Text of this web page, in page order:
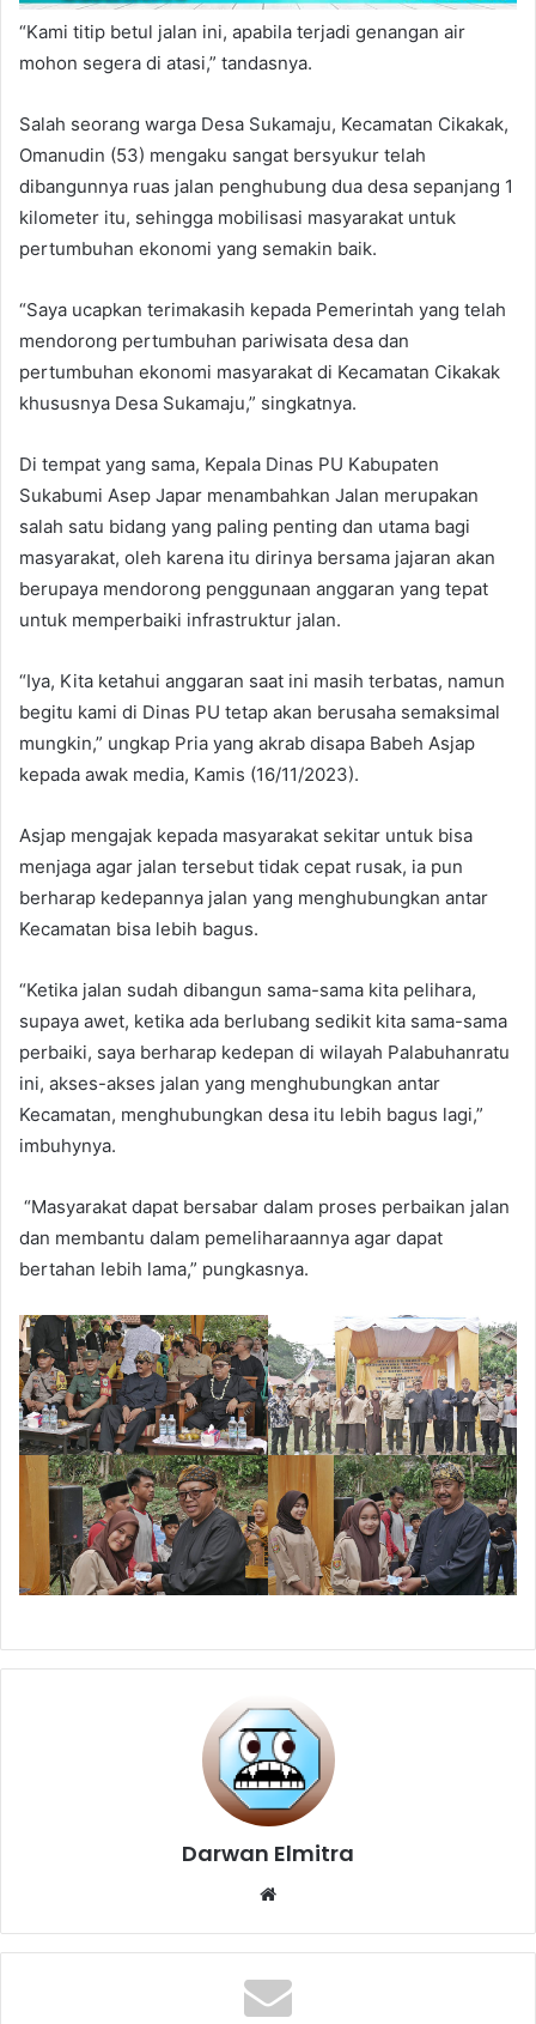
“Kami titip betul jalan ini, apabila terjadi genangan air
mohon segera di atasi,” tandasnya.
Salah seorang warga Desa Sukamaju, Kecamatan Cikakak,
Omanudin (53) mengaku sangat bersyukur telah
dibangunnya ruas jalan penghubung dua desa sepanjang 1
kilometer itu, sehingga mobilisasi masyarakat untuk
pertumbuhan ekonomi yang semakin baik.
“Saya ucapkan terimakasih kepada Pemerintah yang telah
mendorong pertumbuhan pariwisata desa dan
pertumbuhan ekonomi masyarakat di Kecamatan Cikakak
khususnya Desa Sukamaju,” singkatnya.
Di tempat yang sama, Kepala Dinas PU Kabupaten
Sukabumi Asep Japar menambahkan Jalan merupakan
salah satu bidang yang paling penting dan utama bagi
masyarakat, oleh karena itu dirinya bersama jajaran akan
berupaya mendorong penggunaan anggaran yang tepat
untuk memperbaiki infrastruktur jalan.
“Iya, Kita ketahui anggaran saat ini masih terbatas, namun
begitu kami di Dinas PU tetap akan berusaha semaksimal
mungkin,” ungkap Pria yang akrab disapa Babeh Asjap
kepada awak media, Kamis (16/11/2023).
Asjap mengajak kepada masyarakat sekitar untuk bisa
menjaga agar jalan tersebut tidak cepat rusak, ia pun
berharap kedepannya jalan yang menghubungkan antar
Kecamatan bisa lebih bagus.
“Ketika jalan sudah dibangun sama-sama kita pelihara,
supaya awet, ketika ada berlubang sedikit kita sama-sama
perbaiki, saya berharap kedepan di wilayah Palabuhanratu
ini, akses-akses jalan yang menghubungkan antar
Kecamatan, menghubungkan desa itu lebih bagus lagi,”
imbuhynya.
“Masyarakat dapat bersabar dalam proses perbaikan jalan
dan membantu dalam pemeliharaannya agar dapat
bertahan lebih lama,” pungkasnya.
Darwan Elmitra
Website